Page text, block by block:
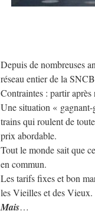
Depuis de nombreuses
réseau entier de la
Contraintes : partir
Une situation « gagnant-
trains qui roulent de
prix abordable.
Tout le monde sait que
en commun.
Les tarifs fixes et bon
les Vieilles et des Vieux.
Mais…